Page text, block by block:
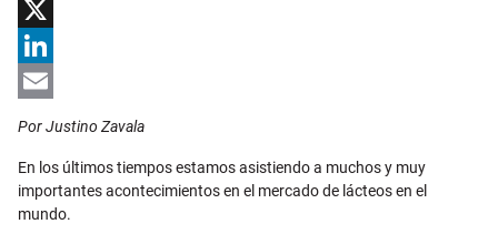
Facebook
X
LinkedIn
Email
Por Justino Zavala
En los últimos tiempos estamos asistiendo a muchos y muy
importantes acontecimientos en el mercado de lácteos en el
mundo.